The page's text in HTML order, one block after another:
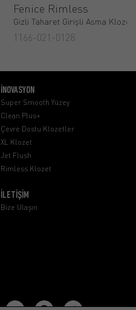
Fenice Rimless
Gizli Taharet Girişli Asma Klozet
1166-021-0128
İNOVASYON
Super Smooth Yüzey
Clean Plus+
Çevre Dostu Klozetler
XL Klozet
Jet Flush
Rimless Klozet
İLETİŞİM
Bize Ulaşın